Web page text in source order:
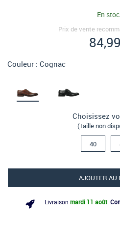
En
Prix de vente
Couleur : Cognac
Choisissez
(Taille non
40
AJOUTER AU
Livraison mardi 11 août